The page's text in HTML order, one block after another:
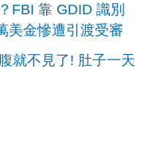
FBI 靠 GDID 識別
美金慘遭引渡受審
就不見了! 肚子一天